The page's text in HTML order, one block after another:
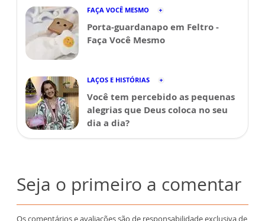
FAÇA VOCÊ MESMO
Porta-guardanapo em Feltro -
Faça Você Mesmo
LAÇOS E HISTÓRIAS
Você tem percebido as pequenas
alegrias que Deus coloca no seu
dia a dia?
Seja o primeiro a comentar
Os comentários e avaliações são de responsabilidade exclusiva de